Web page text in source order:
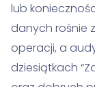
lub
danych rośnie
operacji, a
dziesiątkach